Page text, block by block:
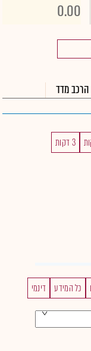
0.00
הרכב מדד
3 דקות
כל המידע דינמי